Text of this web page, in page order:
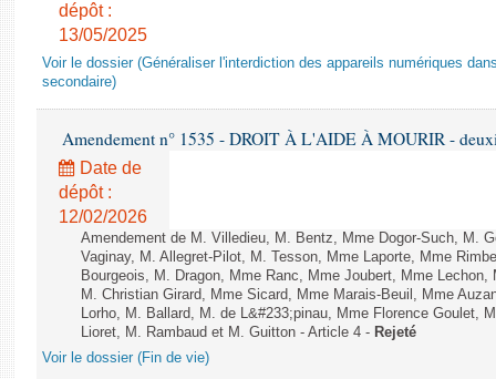
dépôt :
13/05/2025
Voir le dossier (Généraliser l'interdiction des appareils numériques
secondaire)
Amendement n° 1535 - DROIT À L'AIDE À MOURIR -
Date de
dépôt :
12/02/2026
Amendement de M. Villedieu, M. Bentz, Mme Dogor-Such, M.
Vaginay, M. Allegret-Pilot, M. Tesson, Mme Laporte, Mme
Bourgeois, M. Dragon, Mme Ranc, Mme Joubert, Mme
M. Christian Girard, Mme Sicard, Mme Marais-Beuil, Mme
Lorho, M. Ballard, M. de L&#233;pinau, Mme Florence Goulet,
Lioret, M. Rambaud et M. Guitton - Article 4 - Rejeté
Voir le dossier (Fin de vie)